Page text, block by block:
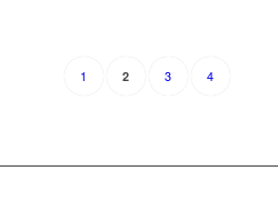
1 2 3 4